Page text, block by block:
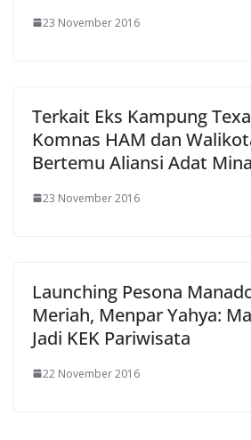
23 November 2016
Terkait Eks Kampung
Komnas HAM dan
Bertemu Aliansi Adat
23 November 2016
Launching Pesona
Meriah, Menpar Yahya:
Jadi KEK Pariwisata
22 November 2016